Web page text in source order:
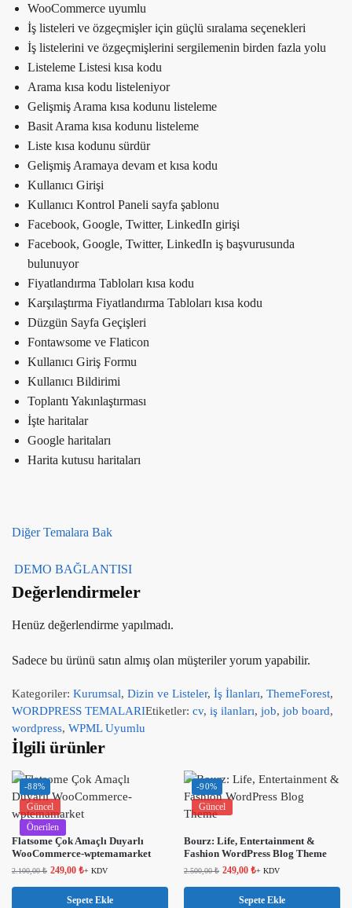
WooCommerce uyumlu
İş listeleri ve özgeçmişler için güçlü sıralama seçenekleri
İş listelerini ve özgeçmişlerini sergilemenin birden fazla yolu
Listeleme Listesi kısa kodu
Arama kısa kodu listeleniyor
Gelişmiş Arama kısa kodunu listeleme
Basit Arama kısa kodunu listeleme
Liste kısa kodunu sürdür
Gelişmiş Aramaya devam et kısa kodu
Kullanıcı Girişi
Kullanıcı Kontrol Paneli sayfa şablonu
Facebook, Google, Twitter, LinkedIn girişi
Facebook, Google, Twitter, LinkedIn iş başvurusunda
bulunuyor
Fiyatlandırma Tabloları kısa kodu
Karşılaştırma Fiyatlandırma Tabloları kısa kodu
Düzgün Sayfa Geçişleri
Fontawsome ve Flaticon
Kullanıcı Giriş Formu
Kullanıcı Bildirimi
Toplantı Yakınlaştırması
İşte haritalar
Google haritaları
Harita kutusu haritaları
Diğer Temalara Bak
DEMO BAĞLANTISI
Değerlendirmeler
Henüz değerlendirme yapılmadı.
Sadece bu ürünü satın almış olan müşteriler yorum yapabilir.
Kategoriler: Kurumsal, Dizin ve Listeler, İş İlanları, ThemeForest,
WORDPRESS TEMALARIEtiketler: cv, iş ilanları, job, job board,
wordpress, WPML Uyumlu
İlgili ürünler
-88%
Güncel
Önerilen
Flatsome Çok Amaçlı Duyarlı
WooCommerce-wptemamarket
2.100,00₺ 249,00 ₺+ KDV
Sepete Ekle
-90%
Güncel
Bourz: Life, Entertainment &
Fashion WordPress Blog Theme
2.500,00₺ 249,00 ₺+ KDV
Sepete Ekle